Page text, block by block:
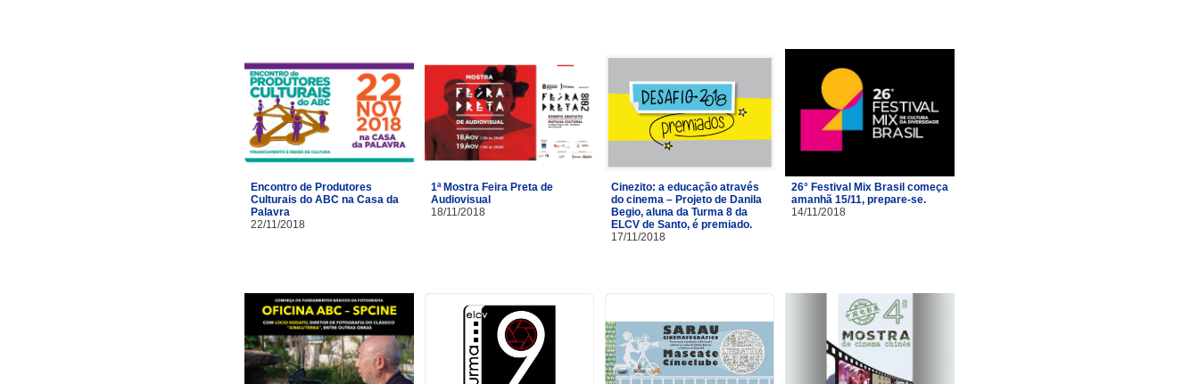
Encontro de Produtores
Culturais do ABC na Casa da
Palavra
22/11/2018
1ª Mostra Feira Preta de
Audiovisual
18/11/2018
Cinezito: a educação através
do cinema – Projeto de Danila
Begio, aluna da Turma 8 da
ELCV de Santo, é premiado.
17/11/2018
26° Festival Mix Brasil começa
amanhã 15/11, prepare-se.
14/11/2018